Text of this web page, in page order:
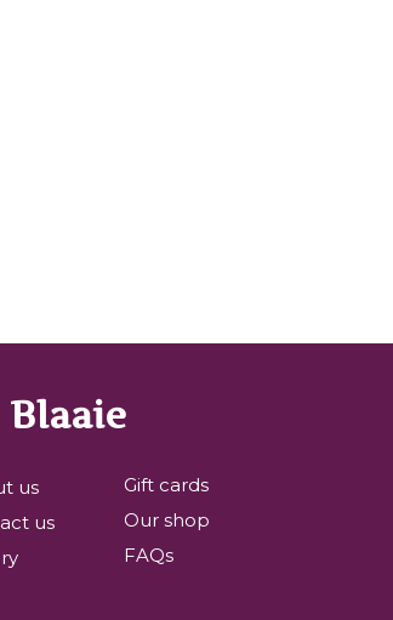
Blaaie
us
us
Gift cards
Our shop
FAQs